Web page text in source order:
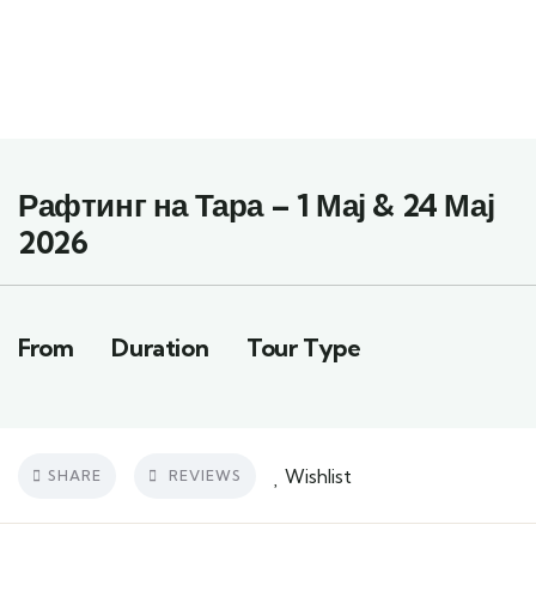
Рафтинг на Тара – 1 Мај & 24 Мај
2026
From Duration Tour Type
SHARE REVIEWS Wishlist